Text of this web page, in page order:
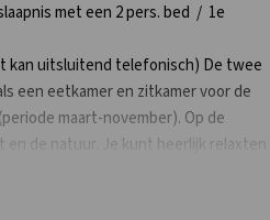
met een 2 pers. bed / 1e
kan uitsluitend telefonisch) De twee
een eetkamer en zitkamer voor de
maart-november). Op de
de natuur. Je kunt heerlijk relaxten
huisdieren zijn strikte regels